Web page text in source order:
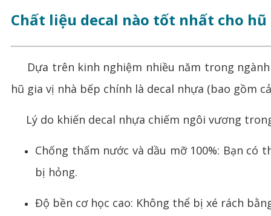
Chất liệu decal nào tốt nhất cho hũ
Dựa trên kinh nghiệm nhiều năm trong
hũ gia vị nhà bếp chính là decal nhựa (bao gồm
Lý do khiến decal nhựa chiếm ngôi vương
Chống thấm nước và dầu mỡ 100%: Bạn
bị hỏng.
Độ bền cơ học cao: Không thể bị xé rách